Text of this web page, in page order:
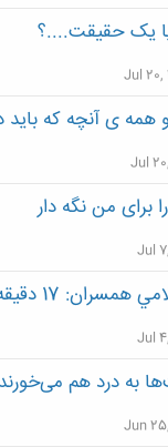
یک حقیقت....؟
Jul 20,
ی آنچه که باید
Jul
من نگه دار
Jul
17 دقيقه در روز!
Jul
به درد هم
Jun